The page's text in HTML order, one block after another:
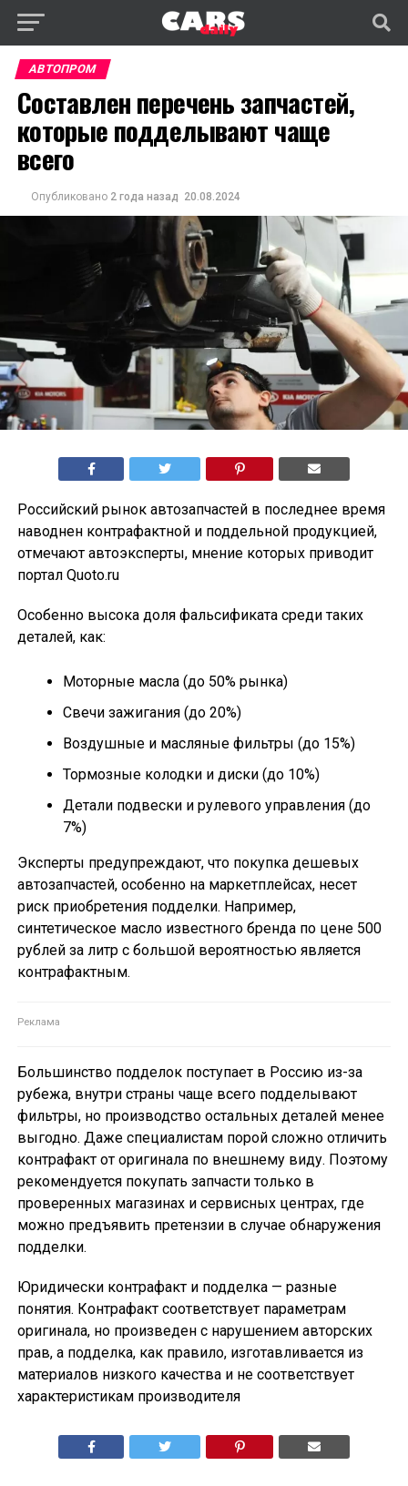
АВТОПРОМ
Составлен перечень запчастей,
которые подделывают чаще
всего
Опубликовано 2 года назад 20.08.2024
Российский рынок автозапчастей в последнее время
наводнен контрафактной и поддельной продукцией,
отмечают автоэксперты, мнение которых приводит
портал Quoto.ru
Особенно высока доля фальсификата среди таких
деталей, как:
Моторные масла (до 50% рынка)
Свечи зажигания (до 20%)
Воздушные и масляные фильтры (до 15%)
Тормозные колодки и диски (до 10%)
Детали подвески и рулевого управления (до
7%)
Эксперты предупреждают, что покупка дешевых
автозапчастей, особенно на маркетплейсах, несет
риск приобретения подделки. Например,
синтетическое масло известного бренда по цене 500
рублей за литр с большой вероятностью является
контрафактным.
Большинство подделок поступает в Россию из-за
рубежа, внутри страны чаще всего подделывают
фильтры, но производство остальных деталей менее
выгодно. Даже специалистам порой сложно отличить
контрафакт от оригинала по внешнему виду. Поэтому
рекомендуется покупать запчасти только в
проверенных магазинах и сервисных центрах, где
можно предъявить претензии в случае обнаружения
подделки.
Юридически контрафакт и подделка — разные
понятия. Контрафакт соответствует параметрам
оригинала, но произведен с нарушением авторских
прав, а подделка, как правило, изготавливается из
материалов низкого качества и не соответствует
характеристикам производителя